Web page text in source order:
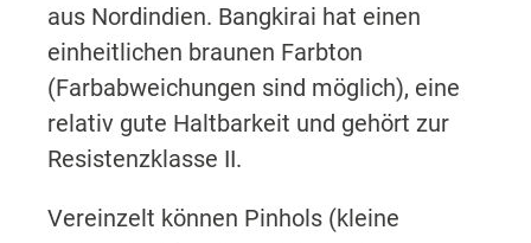
aus Nordindien. Bangkirai hat einen
einheitlichen braunen Farbton
(Farbabweichungen sind möglich), eine
relativ gute Haltbarkeit und gehört zur
Resistenzklasse II.
Vereinzelt können Pinhols (kleine